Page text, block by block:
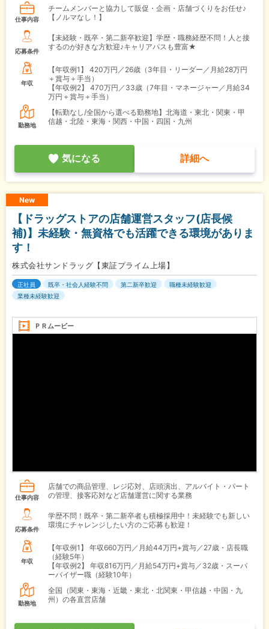
仕事内容
チームメンバーと協力して販促・企画・店舗づくりをお任せ♪
【ノルマなし！】
応募条件
【未経験・既卒・第二新卒歓迎】学歴・職務経歴不問！人と接
するのが好きな方歓迎♪キャリアパスも豊富★
年収
【年収例1】
420万円／26歳（3年目・リーダー／月給28万円
＋賞与＋手当）
【年収例2】
470万円／33歳（7年目・マネージャー／月給34
万円＋賞与＋手当）
勤務地
【転勤なし/全国から選べる勤務地】北海道・東北・関東・甲
信越・北陸・東海・関西・中国・四国・九州
気になる 詳細へ
New
【ドラッグストアの店舗運営スタッフ(店長候
補)】未経験・無資格でも活躍できる環境がありま
す！
株式会社サンドラッグ【東証プライム上場】
正社員 既卒・社会人経験不問 第二新卒歓迎
職種未経験歓迎
業種未経験歓迎
ＰＲムービー
仕事内容
店舗での商品管理、レジ応対、店頭演出、アルバイト・パート
の管理、接客応対など店舗運営に関する業務
応募条件
学歴不問！既卒・第二新卒者も積極採用中！未経験でも新しい
環境にチャレンジしたい方のご応募も歓迎！
年収
【年収例1】
年収660万円／月給44万円+賞与／27歳・店長職
（経験5年）
【年収例2】
年収816万円／月給54万円+賞与／32歳・スーパ
ーバイザー職（経験10年）
勤務地
全国（関東・東海・近畿・東北・北関東・甲信越・中国・九
州）の各直営店舗